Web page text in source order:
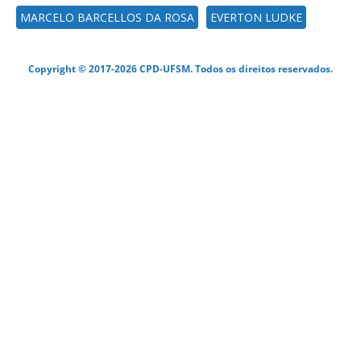
MARCELO BARCELLOS DA ROSA EVERTON LUDKE
Copyright © 2017-2026 CPD-UFSM. Todos os direitos reservados.